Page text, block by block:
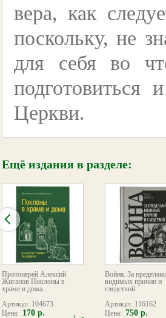
вера, как
поскольку, не
для себя во
подготовиться
Церкви.
Ещё издания в разделе:
Протоиерей Алексий
Жиганов Поклоны в
храме и дома...
Артикул: 104673
Цена: 170 р.
Война. За
видимых причин и
следствий
Артикул: 116162
Цена: 750 р.